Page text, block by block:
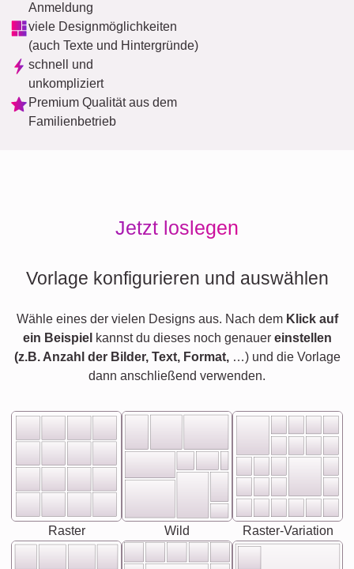
Anmeldung
viele Designmöglichkeiten
(auch Texte und Hintergründe)
schnell und
unkompliziert
Premium Qualität aus dem
Familienbetrieb
Jetzt loslegen
Vorlage konfigurieren und auswählen
Wähle eines der vielen Designs aus. Nach dem Klick auf
ein Beispiel kannst du dieses noch genauer einstellen
(z.B. Anzahl der Bilder, Text, Format,…) und die Vorlage
dann anschließend verwenden.
Raster Wild Raster-Variation